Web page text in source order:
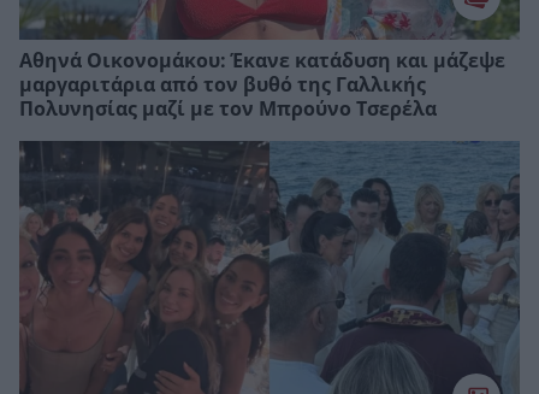
Αθηνά Οικονομάκου: Έκανε κατάδυση και μάζεψε
μαργαριτάρια από τον βυθό της Γαλλικής
Πολυνησίας μαζί με τον Μπρούνο Τσερέλα